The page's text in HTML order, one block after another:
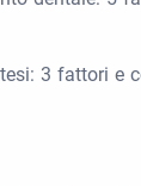
3 fattori e